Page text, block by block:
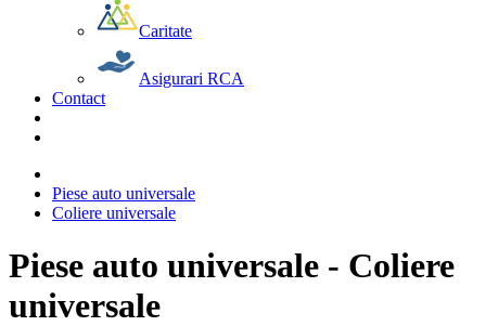
Caritate
Asigurari RCA
Contact
Piese auto universale
Coliere universale
Piese auto universale - Coliere
universale